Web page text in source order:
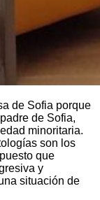
de Sofia porque
de Sofia,
minoritaria.
son los
que
y
situación de